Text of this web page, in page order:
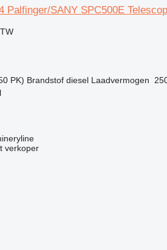
Palfinger/SANY SPC500E
PK) Brandstof diesel Laadvermogen
verkoper